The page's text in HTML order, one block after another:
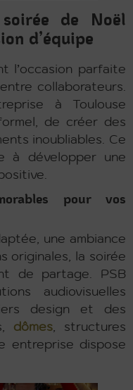
soirée de Noël
d’équipe
l’occasion parfaite
collaborateurs.
à Toulouse
de créer des
inoubliables. Ce
à développer une
pour vos
une ambiance
originales, la soirée
de partage. PSB
audiovisuelles
design et des
dômes , structures
entreprise dispose